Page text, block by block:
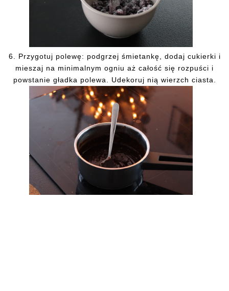
6. Przygotuj polewę: podgrzej śmietankę, dodaj cukierki i
mieszaj na minimalnym ogniu aż całość się rozpuści i
powstanie gładka polewa. Udekoruj nią wierzch ciasta.